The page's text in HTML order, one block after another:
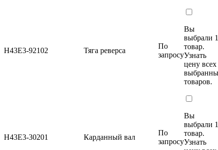
H43E3-92102 Тяга реверса
По
запросу
Вы
выбрали 1
товар.
Узнать
цену всех
товаров.
H43E3-30201 Карданный вал
По
запросу
Вы
выбрали 1
товар.
Узнать